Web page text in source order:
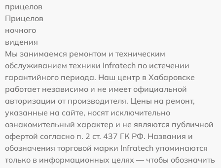
прицелов
Прицелов
ночного
видения
Мы занимаемся ремонтом и техническим
обслуживанием техники Infratech по истечении
гарантийного периода. Наш центр в Хабаровске
работает независимо и не имеет официальной
авторизации от производителя. Цены на ремонт,
указанные на сайте, носят исключительно
ознакомительный характер и не являются публичной
офертой согласно п. 2 ст. 437 ГК РФ. Названия и
обозначения торговой марки Infratech упоминаются
только в информационных целях — чтобы обозначить